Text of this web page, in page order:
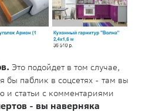
Это подойдет в том случае,
бы паблик в соцсетях - там вы
и статьи с комментариями
- вы наверняка